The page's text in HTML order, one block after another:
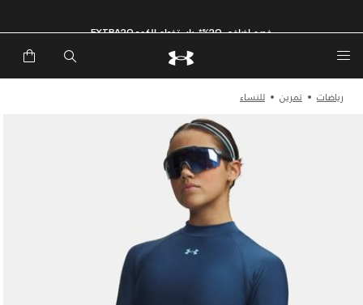
رياضات تمرين للنساء